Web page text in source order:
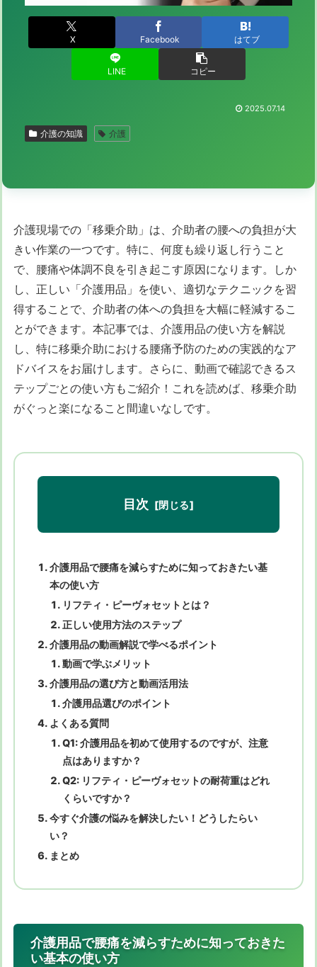
X Facebook はてブ
LINE コピー
2025.07.14
介護の知識 介護
介護現場での「移乗介助」は、介助者の腰への負担が大
きい作業の一つです。特に、何度も繰り返し行うこと
で、腰痛や体調不良を引き起こす原因になります。しか
し、正しい「介護用品」を使い、適切なテクニックを習
得することで、介助者の体への負担を大幅に軽減するこ
とができます。本記事では、介護用品の使い方を解説
し、特に移乗介助における腰痛予防のための実践的なア
ドバイスをお届けします。さらに、動画で確認できるス
テップごとの使い方もご紹介！これを読めば、移乗介助
がぐっと楽になること間違いなしです。
目次
介護用品で腰痛を減らすために知っておきたい基
本の使い方
リフティ・ピーヴォセットとは？
正しい使用方法のステップ
介護用品の動画解説で学べるポイント
動画で学ぶメリット
介護用品の選び方と動画活用法
介護用品選びのポイント
よくある質問
Q1: 介護用品を初めて使用するのですが、注意
点はありますか？
Q2: リフティ・ピーヴォセットの耐荷重はどれ
くらいですか？
今すぐ介護の悩みを解決したい！どうしたらい
い？
まとめ
介護用品で腰痛を減らすために知っておきた
い基本の使い方